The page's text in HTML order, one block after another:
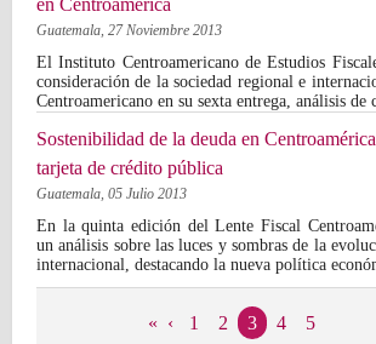
Guatemala, 27 Noviembre 2013
El Instituto Centroamericano de Estudios
consideración de la sociedad regional e
Centroamericano en su sexta entrega, análisis de
Sostenibilidad de la deuda en
tarjeta de crédito pública
Guatemala, 05 Julio 2013
En la quinta edición del Lente Fiscal
un análisis sobre las luces y sombras de la
internacional, destacando la nueva política
« ‹ 1 2 3 4 5